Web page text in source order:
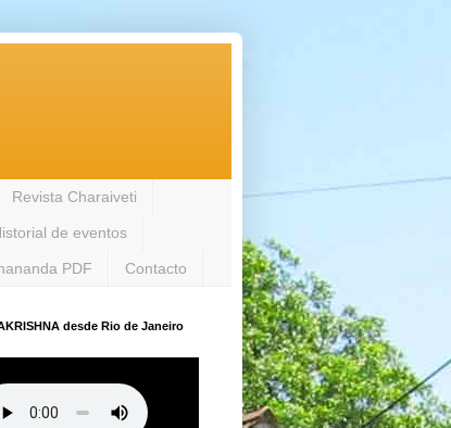
Revista Charaiveti
de eventos
PDF Contacto
desde Rio de Janeiro